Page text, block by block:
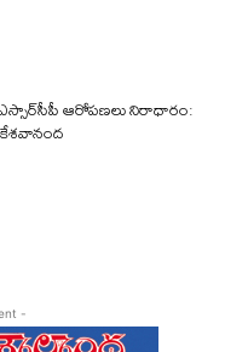
ఆరోపణలు నిరాధారం:
-